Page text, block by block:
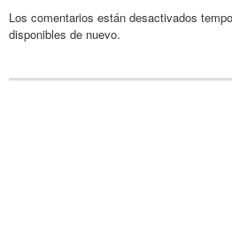
Los comentarios están desactivados
disponibles de nuevo.